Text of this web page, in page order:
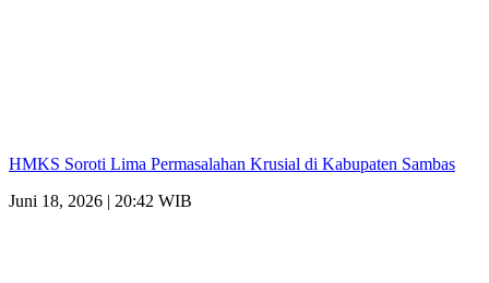
HMKS Soroti Lima Permasalahan Krusial di Kabupaten Sambas
Juni 18, 2026 | 20:42 WIB